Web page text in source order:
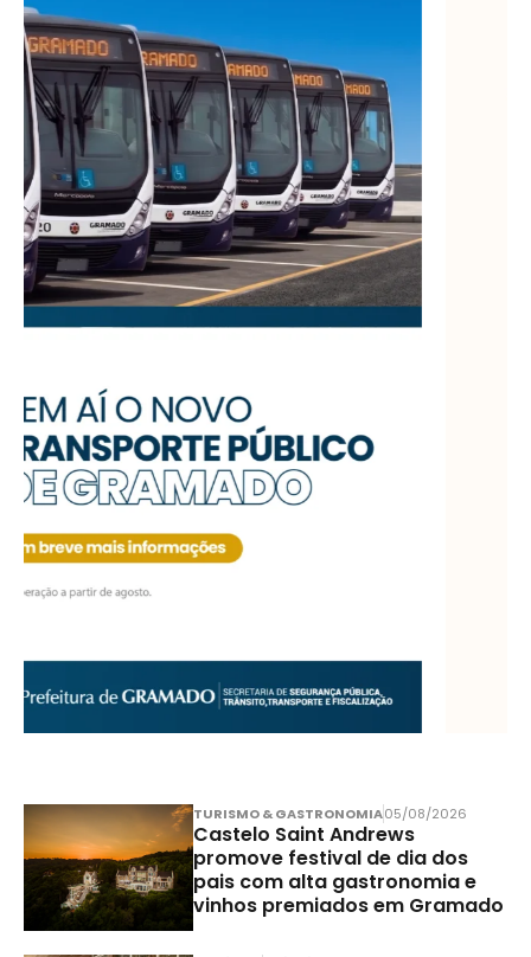
TURISMO & GASTRONOMIA05/08/2026
Castelo Saint Andrews
promove festival de dia dos
pais com alta gastronomia e
vinhos premiados em Gramado